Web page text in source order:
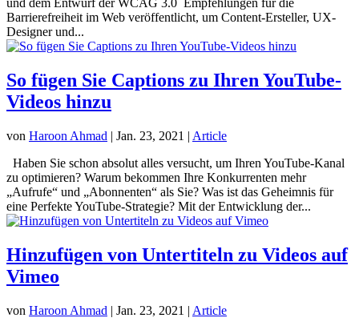
und dem Entwurf der WCAG 3.0 Empfehlungen für die
Barrierefreiheit im Web veröffentlicht, um Content-Ersteller, UX-
Designer und...
So fügen Sie Captions zu Ihren YouTube-
Videos hinzu
von Haroon Ahmad | Jan. 23, 2021 | Article
Haben Sie schon absolut alles versucht, um Ihren YouTube-Kanal
zu optimieren? Warum bekommen Ihre Konkurrenten mehr
„Aufrufe“ und „Abonnenten“ als Sie? Was ist das Geheimnis für
eine Perfekte YouTube-Strategie? Mit der Entwicklung der...
Hinzufügen von Untertiteln zu Videos auf
Vimeo
von Haroon Ahmad | Jan. 23, 2021 | Article